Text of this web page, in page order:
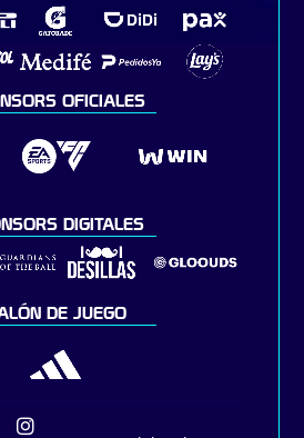
OFICIALES
DIGITALES
DE JUEGO